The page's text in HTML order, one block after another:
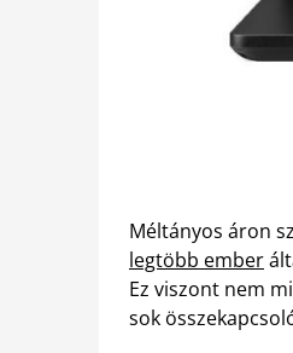
Méltányos áron
legtöbb ember
Ez viszont nem
sok